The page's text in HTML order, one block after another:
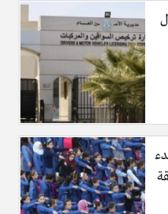
حتى تغلي غلوة واحدة.
كمية البقدونس إلى المزيج.
بالمزيج في إناء من
نحفظه في الثلاجة.
هذا المزيج لثلاث مرات في
مع ضرورة الاستمرار
النتيجة المطلوبة.
وحقيقة